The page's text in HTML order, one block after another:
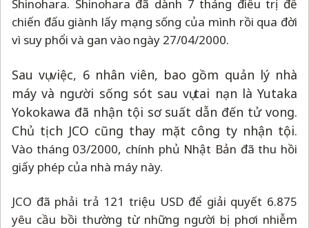
Shinohara. Shinohara đã dành 7 tháng điều trị để
chiến đấu giành lấy mạng sống của mình rồi qua đời
vì suy phổi và gan vào ngày 27/04/2000.
Sau vụ việc, 6 nhân viên, bao gồm quản lý nhà
máy và người sống sót sau vụ tai nạn là Yutaka
Yokokawa đã nhận tội sơ suất dẫn đến tử vong.
Chủ tịch JCO cũng thay mặt công ty nhận tội.
Vào tháng 03/2000, chính phủ Nhật Bản đã thu hồi
giấy phép của nhà máy này.
JCO đã phải trả 121 triệu USD để giải quyết 6.875
yêu cầu bồi thường từ những người bị phơi nhiễm